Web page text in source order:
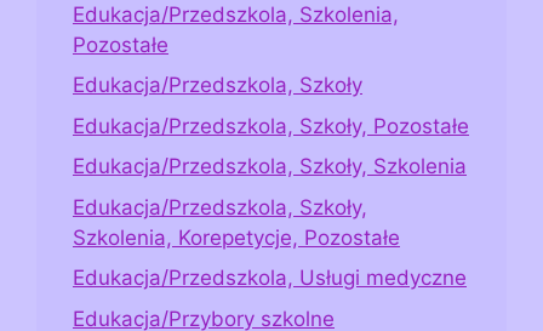
Edukacja/Przedszkola, Szkolenia,
Pozostałe
Edukacja/Przedszkola, Szkoły
Edukacja/Przedszkola, Szkoły, Pozostałe
Edukacja/Przedszkola, Szkoły, Szkolenia
Edukacja/Przedszkola, Szkoły,
Szkolenia, Korepetycje, Pozostałe
Edukacja/Przedszkola, Usługi medyczne
Edukacja/Przybory szkolne